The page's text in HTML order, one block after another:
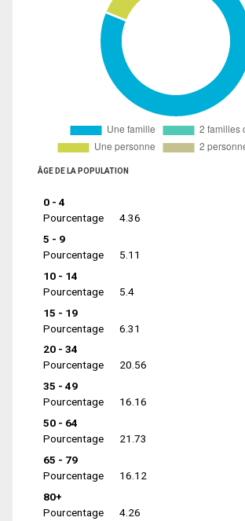
ÂGE DE LA POPULATION
0 - 4
Pourcentage
4.36
5 - 9
Pourcentage
5.11
10 - 14
Pourcentage
5.4
15 - 19
Pourcentage
6.31
20 - 34
Pourcentage
20.56
35 - 49
Pourcentage
16.16
50 - 64
Pourcentage
21.73
65 - 79
Pourcentage
16.12
80+
Pourcentage
4.26